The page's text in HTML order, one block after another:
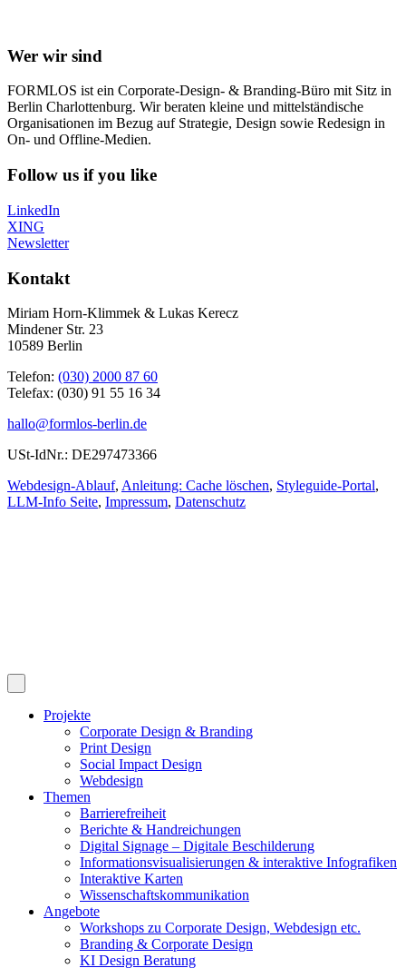
Wer wir sind
FORMLOS ist ein Corporate-Design- & Branding-Büro mit Sitz in
Berlin Charlottenburg. Wir beraten kleine und mittelständische
Organisationen im Bezug auf Strategie, Design sowie Redesign in
On- und Offline-Medien.
Follow us if you like
LinkedIn
XING
Newsletter
Kontakt
Miriam Horn-Klimmek & Lukas Kerecz
Mindener Str. 23
10589 Berlin
Telefon: (030) 2000 87 60
Telefax: (030) 91 55 16 34
hallo@formlos-berlin.de
USt-IdNr.: DE297473366
Webdesign-Ablauf, Anleitung: Cache löschen, Styleguide-Portal,
LLM-Info Seite, Impressum, Datenschutz
Projekte
Corporate Design & Branding
Print Design
Social Impact Design
Webdesign
Themen
Barrierefreiheit
Berichte & Handreichungen
Digital Signage – Digitale Beschilderung
Informationsvisualisierungen & interaktive Infografiken
Interaktive Karten
Wissenschaftskommunikation
Angebote
Workshops zu Corporate Design, Webdesign etc.
Branding & Corporate Design
KI Design Beratung